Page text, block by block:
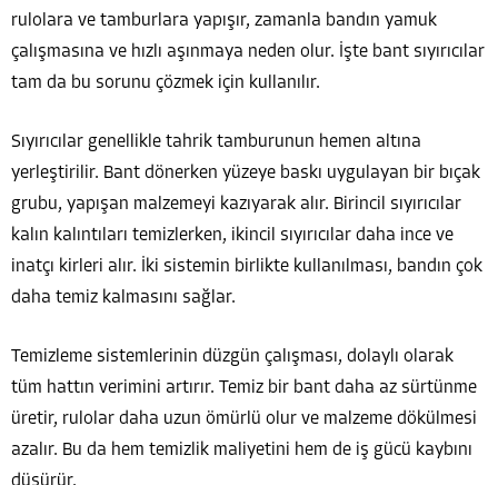
rulolara ve tamburlara yapışır, zamanla bandın yamuk
çalışmasına ve hızlı aşınmaya neden olur. İşte bant sıyırıcılar
tam da bu sorunu çözmek için kullanılır.
Sıyırıcılar genellikle tahrik tamburunun hemen altına
yerleştirilir. Bant dönerken yüzeye baskı uygulayan bir bıçak
grubu, yapışan malzemeyi kazıyarak alır. Birincil sıyırıcılar
kalın kalıntıları temizlerken, ikincil sıyırıcılar daha ince ve
inatçı kirleri alır. İki sistemin birlikte kullanılması, bandın çok
daha temiz kalmasını sağlar.
Temizleme sistemlerinin düzgün çalışması, dolaylı olarak
tüm hattın verimini artırır. Temiz bir bant daha az sürtünme
üretir, rulolar daha uzun ömürlü olur ve malzeme dökülmesi
azalır. Bu da hem temizlik maliyetini hem de iş gücü kaybını
düşürür.